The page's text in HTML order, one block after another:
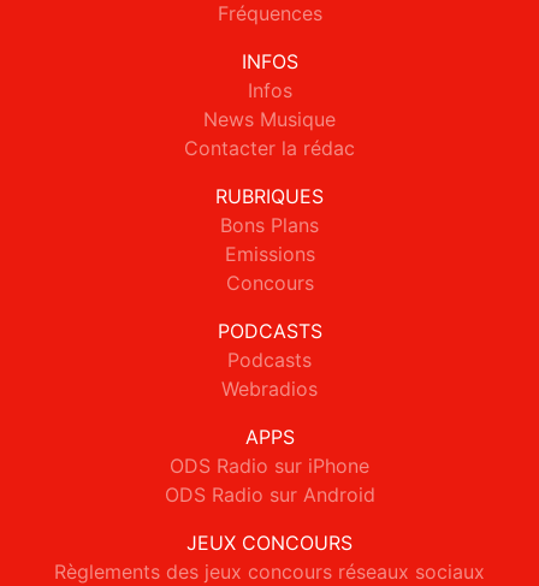
Fréquences
INFOS
Infos
News Musique
Contacter la rédac
RUBRIQUES
Bons Plans
Emissions
Concours
PODCASTS
Podcasts
Webradios
APPS
ODS Radio sur iPhone
ODS Radio sur Android
JEUX CONCOURS
Règlements des jeux concours réseaux sociaux